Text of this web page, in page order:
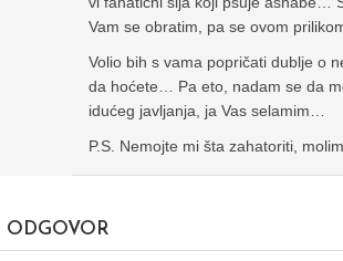
Vam se obratim, pa se ovom
Volio bih s vama popričati dublje o
da hoćete… Pa eto, nadam se da
idućeg javljanja, ja Vas selamim…
P.S. Nemojte mi šta zahatoriti,
ODGOVOR